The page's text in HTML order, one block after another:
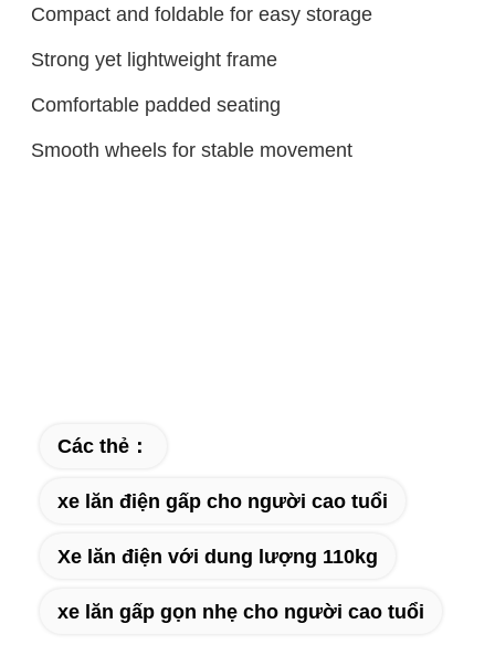
Compact and foldable for easy storage
Strong yet lightweight frame
Comfortable padded seating
Smooth wheels for stable movement
Các thẻ：
xe lăn điện gấp cho người cao tuổi
Xe lăn điện với dung lượng 110kg
xe lăn gấp gọn nhẹ cho người cao tuổi